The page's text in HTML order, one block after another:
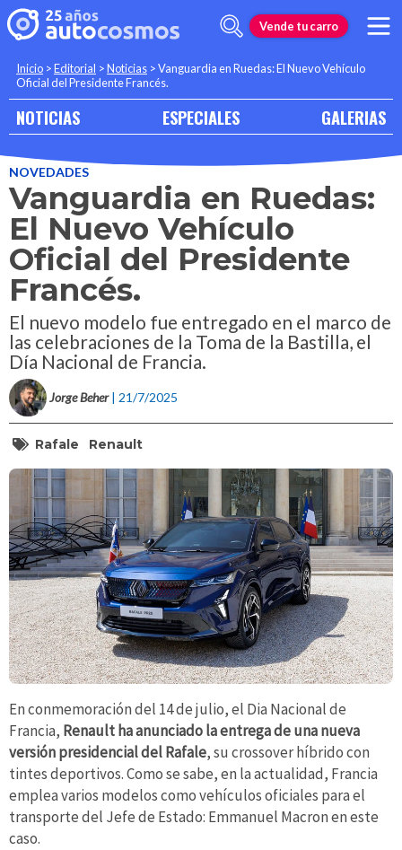
Vende tu carro
Inicio >Editorial >Noticias >Vanguardia en Ruedas: El Nuevo Vehículo
Oficial del Presidente Francés.
NOTICIAS ESPECIALES GALERIAS
NOVEDADES
Vanguardia en Ruedas:
El Nuevo Vehículo
Oficial del Presidente
Francés.
El nuevo modelo fue entregado en el marco de
las celebraciones de la Toma de la Bastilla, el
Día Nacional de Francia.
Jorge Beher | 21/7/2025
Rafale Renault
En conmemoración del 14 de julio, el Dia Nacional de
Francia, Renault ha anunciado la entrega de una nueva
versión presidencial del Rafale, su crossover híbrido con
tintes deportivos. Como se sabe, en la actualidad, Francia
emplea varios modelos como vehículos oficiales para el
transporte del Jefe de Estado: Emmanuel Macron en este
caso.